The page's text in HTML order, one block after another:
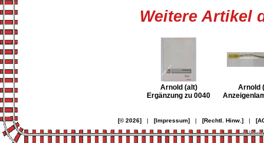
Weitere Artikel
Arnold (alt)
Ergänzung zu 0040
Arnold
[© 2026]| [Impressum]| [Rechtl. Hinw.]|
©